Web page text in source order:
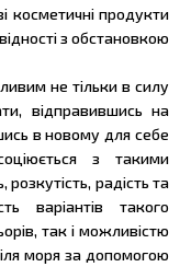
косметичні продукти
з обстановкою
не тільки в силу
відправившись на
в новому для себе
з такими
радість та
варіантів такого
так і можливістю
моря за допомогою